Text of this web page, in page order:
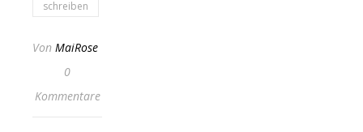
schreiben
Von MaiRose
0
Kommentare